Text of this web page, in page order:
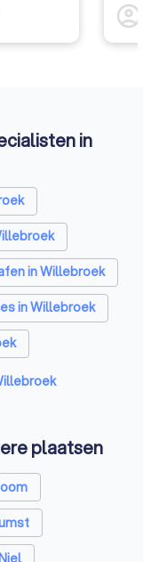
account_circle
in
in Willebroek
in Willebroek
plaatsen